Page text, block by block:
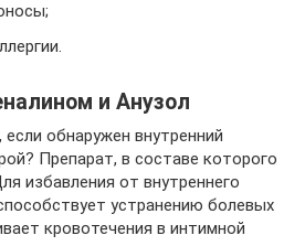
и Анузол
обнаружен внутренний
Препарат, в составе которого
избавления от внутреннего
устранению болевых
кровотечения в интимной